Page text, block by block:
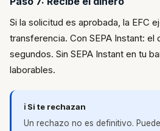
Si la solicitud es aprobada, la EFC
transferencia. Con SEPA Instant: el
segundos. Sin SEPA Instant en tu
laborables.
ℹ️ Si te rechazan
Un rechazo no es definitivo.